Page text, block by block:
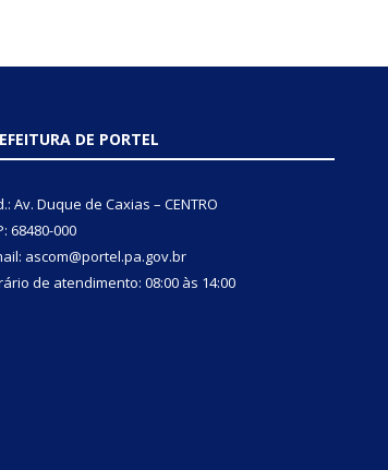
DE PORTEL
Av. Duque de Caxias – CENTRO
68480-000
ascom@portel.pa.gov.br
de atendimento: 08:00 às 14:00